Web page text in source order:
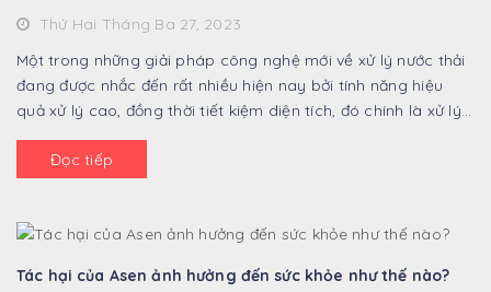
Thứ Hai Tháng Ba 27, 2023
Một trong những giải pháp công nghệ mới về xử lý nước thải
đang được nhắc đến rất nhiều hiện nay bởi tính năng hiệu
quả xử lý cao, đồng thời tiết kiệm diện tích, đó chính là xử lý
nước thải bằng công ...
Đọc tiếp
Tác hại của Asen ảnh hưởng đến sức khỏe như thế nào?